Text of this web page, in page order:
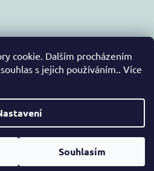
cookie. Dalším procházením
s jejich používáním.. Více
Souhlasím
Shoptet
eshop.cz. Všechna práva